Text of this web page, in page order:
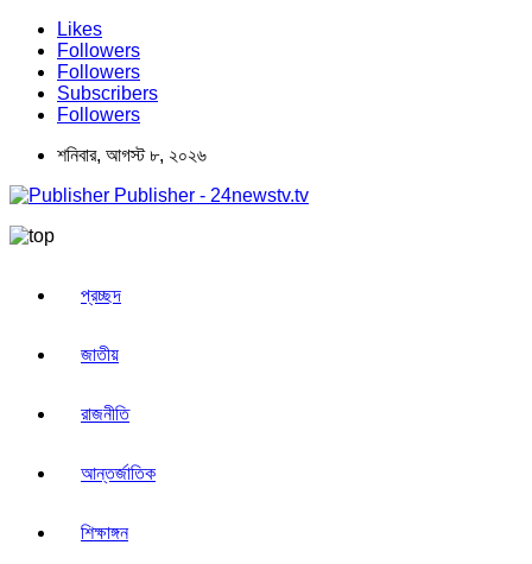
Likes
Followers
Followers
Subscribers
Followers
শনিবার, আগস্ট ৮, ২০২৬
Publisher - 24newstv.tv
প্রচ্ছদ
জাতীয়
রাজনীতি
আন্তর্জাতিক
শিক্ষাঙ্গন